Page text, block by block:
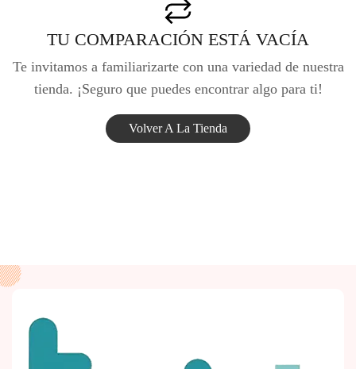
TU COMPARACIÓN ESTÁ VACÍA
Te invitamos a familiarizarte con una variedad de nuestra
tienda. ¡Seguro que puedes encontrar algo para ti!
Volver A La Tienda